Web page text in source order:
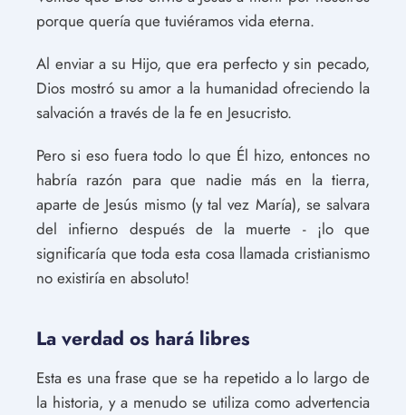
porque quería que tuviéramos vida eterna.
Al enviar a su Hijo, que era perfecto y sin pecado,
Dios mostró su amor a la humanidad ofreciendo la
salvación a través de la fe en Jesucristo.
Pero si eso fuera todo lo que Él hizo, entonces no
habría razón para que nadie más en la tierra,
aparte de Jesús mismo (y tal vez María), se salvara
del infierno después de la muerte - ¡lo que
significaría que toda esta cosa llamada cristianismo
no existiría en absoluto!
La verdad os hará libres
Esta es una frase que se ha repetido a lo largo de
la historia, y a menudo se utiliza como advertencia